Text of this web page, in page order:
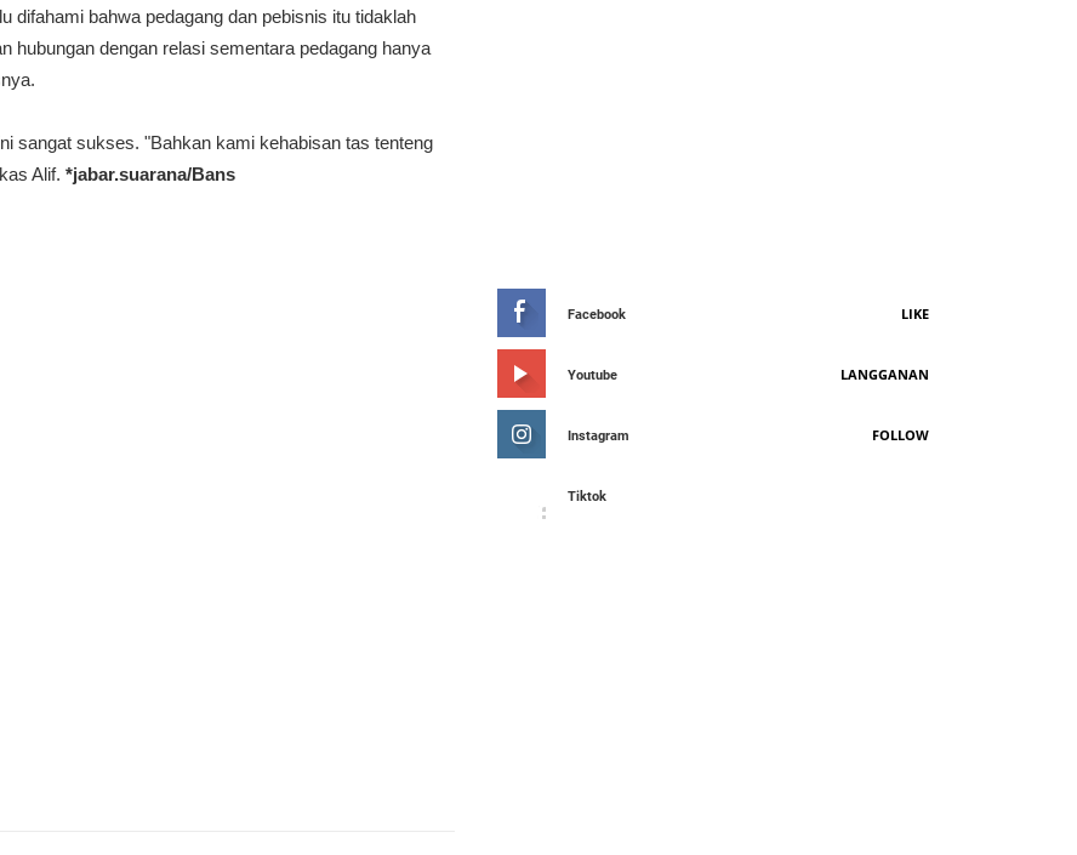
difahami bahwa pedagang dan pebisnis itu tidaklah
dengan relasi sementara pedagang hanya
sangat sukses. "Bahkan kami kehabisan tas tenteng
Alif. *jabar.suarana/Bans
Facebook LIKE
Youtube LANGGANAN
Instagram FOLLOW
Tiktok